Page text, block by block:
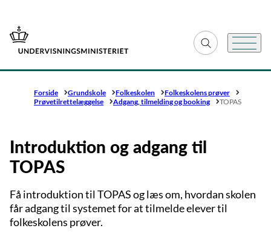
Gå til forsiden Fold søgefelt ud
Menu
Forside Grundskole Folkeskolen
Folkeskolens prøver
Prøvetilrettelæggelse
Adgang, tilmelding og booking TOPAS
Introduktion og adgang til
TOPAS
Få introduktion til TOPAS og læs om, hvordan skolen
får adgang til systemet for at tilmelde elever til
folkeskolens prøver.